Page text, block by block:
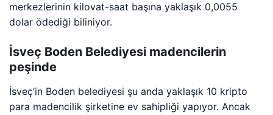
merkezlerinin kilovat-saat başına yaklaşık 0,0055
dolar ödediği biliniyor.
İsveç Boden Belediyesi madencilerin
peşinde
İsveç’in Boden belediyesi şu anda yaklaşık 10 kripto
para madencilik şirketine ev sahipliği yapıyor. Ancak